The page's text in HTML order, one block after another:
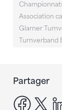
Association
Glarner
Turnverband
Partager
x